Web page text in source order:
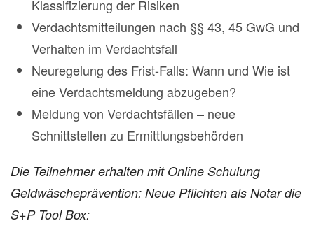
Klassifizierung der Risiken
Verdachtsmitteilungen nach §§ 43, 45 GwG und
Verhalten im Verdachtsfall
Neuregelung des Frist-Falls: Wann und Wie ist
eine Verdachtsmeldung abzugeben?
Meldung von Verdachtsfällen – neue
Schnittstellen zu Ermittlungsbehörden
Die Teilnehmer erhalten mit Online Schulung
Geldwäscheprävention: Neue Pflichten als Notar die
S+P Tool Box: